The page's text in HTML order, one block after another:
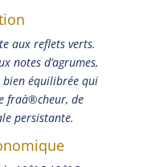
aux reflets verts.
notes d’agrumes,
bien équilibrée qui
fraà®cheur, de
persistante.